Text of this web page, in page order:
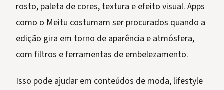
rosto, paleta de cores, textura e efeito visual. Apps
como o Meitu costumam ser procurados quando a
edição gira em torno de aparência e atmósfera,
com filtros e ferramentas de embelezamento.
Isso pode ajudar em conteúdos de moda, lifestyle